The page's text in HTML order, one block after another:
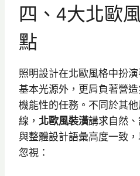
四、4大北歐
點
照明設計在北歐風格中扮
基本光源外，更肩負著營
機能性的任務。不同於其
線， 北歐風裝潢講求自然
與整體設計語彙高度一致
忽視：